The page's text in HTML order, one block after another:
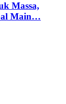
Massa,
Main…